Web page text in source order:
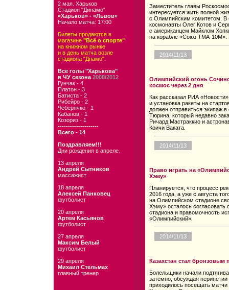
2 мая. Харьков
Стадион "Динамо"
«Харьков» - «Львов»
Начало матча: 17:00
Билеты продаются в
магазине "Всё о спорте"
на книжном рынке
и в день матча возле
стадиона "Днамо".
Все голы "Харькова"
в ЧУ сезона 2008/2012
Гунчак - 4
Платон - 3
Батиста - 2
Рибейро - 2
Чеберячко - 1
Кабанов - 1
Козориз - 1
--------------------
Всего - 14
Поздравляем!!!
Дни рождения в апреле.
13 апреля
Андрей Сытников
массажист
18 апреля
Алексей Панковец
футболист
20 апреля
Артем Касьянов
футболист
27 апреля
Максим Белый
футболист
29 апреля
Михаил Стельмах
главный тренер
Заместитель главы
интересуется жить полной
с Олимпийским комитетом. В
космонавты Олег Котов и
с американцем Майклом
на корабле «Союз ТМА-10М».
2014/11/13
Олимпийский огонь
космос через 2 дня
Как рассказал РИА
и установка ракеты на
должен отправиться экипаж
Тюрина, который недавно
Ричард Мастраккио и
Коичи Ваката.
2014/11/13
Право играть на
Хэму»
Планируется, что процесс
2016 года, а уже с августа
на Олимпийском стадионе
Хэму» осталось согласовать
стадиона и правомочность
«Олимпийский».
2014/11/13
Казахстан стал
Болельщики начали
затемно, обсуждая
приходилось посещать